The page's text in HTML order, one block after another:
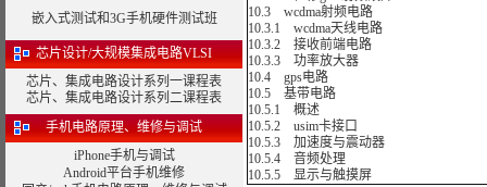
嵌入式测试和3G手机硬件测试班
芯片设计/大规模集成电路VLSI
芯片、集成电路设计系列一课程表
芯片、集成电路设计系列二课程表
手机电路原理、维修与调试
iPhone手机与调试
Android平台手机维修
10.3 wcdma射频电路
10.3.1 wcdma天线电路
10.3.2 接收前端电路
10.3.3 功率放大器
10.4 gps电路
10.5 基带电路
10.5.1 概述
10.5.2 usim卡接口
10.5.3 加速度与震动器
10.5.4 音频处理
10.5.5 显示与触摸屏